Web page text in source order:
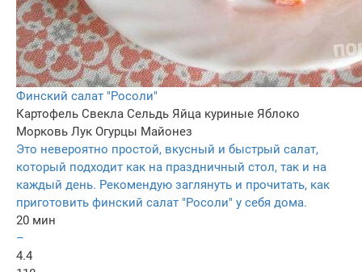
Финский салат "Росоли"
Картофель Свекла Сельдь Яйца куриные Яблоко
Морковь Лук Огурцы Майонез
Это невероятно простой, вкусный и быстрый салат,
который подходит как на праздничный стол, так и на
каждый день. Рекомендую заглянуть и прочитать, как
приготовить финский салат "Росоли" у себя дома.
20 мин
–
4.4